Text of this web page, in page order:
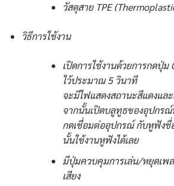
วัสดุสาย TPE
วิธีการใช้งาน
เปิดการใช้งานด้วยการกดปุ่
ไว้ประมาณ 5 วินาที
จะมีไฟแสดงสถานะสีแดงแ
จากนั้นเปิดบลูทูธของอุปกรณ์
กดเชื่อมต่ออุปกรณ์ กับหูฟังชื่
นั้นใช้งานหูฟังได้เลย
มีปุ่มควบคุมการเล่น/หยุดเพล
เสียง